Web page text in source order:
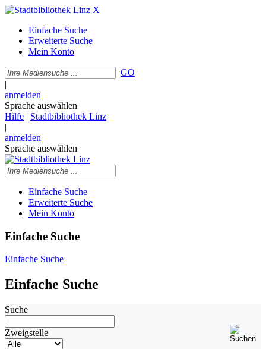
X
Einfache Suche
Erweiterte Suche
Mein Konto
GO
|
anmelden
Sprache auswählen
Hilfe | Stadtbibliothek Linz
|
anmelden
Sprache auswählen
Einfache Suche
Erweiterte Suche
Mein Konto
Einfache Suche
Einfache Suche
Einfache Suche
Suche
Zweigstelle